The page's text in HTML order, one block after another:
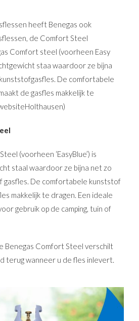
heeft Benegas ook
de Comfort Steel
Comfort steel (voorheen Easy
staa waardoor ze bijna
De comfortabele
de gasfles makkelijk te
(voorheen ‘EasyBlue’) is
staal waardoor ze bijna net zo
gasfles. De comfortabele kunststof
makkelijk te dragen. Een ideale
gebruik op de camping, tuin of
Benegas Comfort Steel verschilt
terug wanneer u de fles inlevert.